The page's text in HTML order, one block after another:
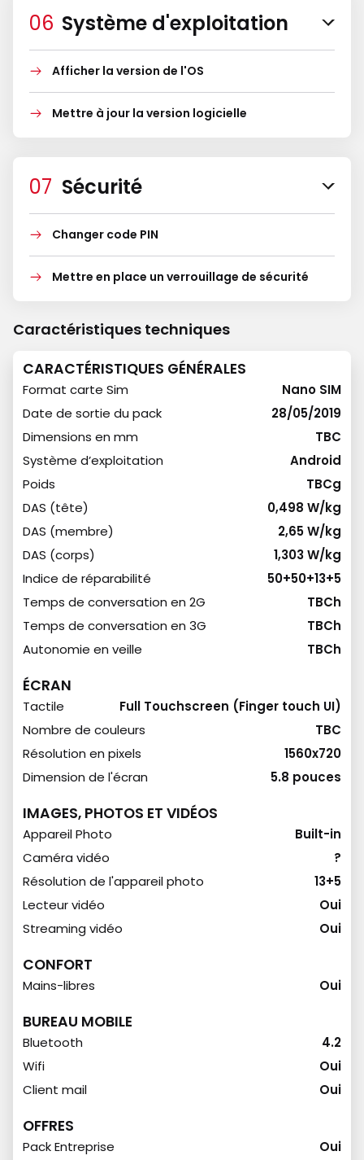
Système d'exploitation
Afficher la version de l'OS
Mettre à jour la version logicielle
Sécurité
Changer code PIN
Mettre en place un verrouillage de sécurité
Caractéristiques techniques
CARACTÉRISTIQUES GÉNÉRALES
Format carte Sim
Nano SIM
Date de sortie du pack
28/05/2019
Dimensions en mm
TBC
Système d’exploitation
Android
Poids
TBCg
DAS (tête)
0,498 W/kg
DAS (membre)
2,65 W/kg
DAS (corps)
1,303 W/kg
Indice de réparabilité
50+50+13+5
Temps de conversation en 2G
TBCh
Temps de conversation en 3G
TBCh
Autonomie en veille
TBCh
ÉCRAN
Tactile
Full Touchscreen (Finger touch UI)
Nombre de couleurs
TBC
Résolution en pixels
1560x720
Dimension de l'écran
5.8 pouces
IMAGES, PHOTOS ET VIDÉOS
Appareil Photo
Built-in
Caméra vidéo
?
Résolution de l'appareil photo
13+5
Lecteur vidéo
Oui
Streaming vidéo
Oui
CONFORT
Mains-libres Oui
BUREAU MOBILE
Bluetooth
4.2
Wifi
Oui
Client mail
Oui
OFFRES
Pack Entreprise
Oui